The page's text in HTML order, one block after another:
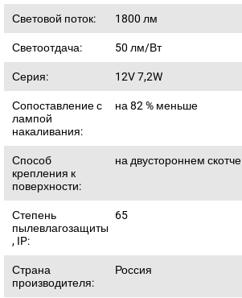
Световой поток: 1800 лм
Светоотдача: 50 лм/Вт
Серия: 12V 7,2W
Сопоставление с
лампой
накаливания:
на 82 % меньше
Способ
крепления к
поверхности:
на двустороннем скотче
Степень
пылевлагозащиты
, IP:
65
Страна
производителя:
Россия